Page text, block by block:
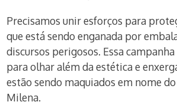
Precisamos unir esforços para
que está sendo enganada por
discursos perigosos. Essa
para olhar além da estética e
estão sendo maquiados em nome
Milena.